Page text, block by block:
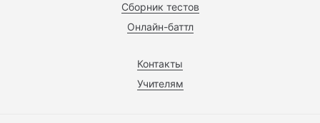
Сборник тестов
Онлайн-баттл
Контакты
Учителям